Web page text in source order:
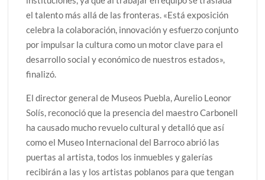
el talento más allá de las fronteras. «Está exposición
celebra la colaboración, innovación y esfuerzo conjunto
por impulsar la cultura como un motor clave para el
desarrollo social y económico de nuestros estados»,
finalizó.
El director general de Museos Puebla, Aurelio Leonor
Solís, reconoció que la presencia del maestro Carbonell
ha causado mucho revuelo cultural y detalló que así
como el Museo Internacional del Barroco abrió las
puertas al artista, todos los inmuebles y galerías
recibirán a las y los artistas poblanos para que tengan